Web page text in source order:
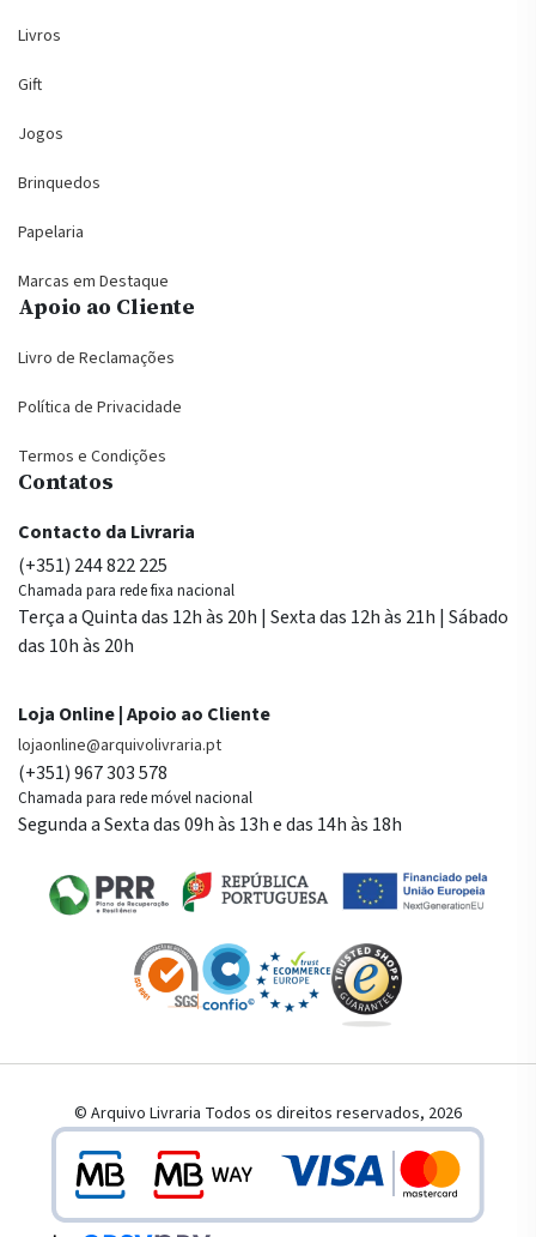
Livros
Gift
Jogos
Brinquedos
Papelaria
Marcas em Destaque
Apoio ao Cliente
Livro de Reclamações
Política de Privacidade
Termos e Condições
Contatos
Contacto da Livraria
(+351) 244 822 225
Chamada para rede fixa nacional
Terça a Quinta das 12h às 20h | Sexta das 12h às 21h | Sábado
das 10h às 20h
Loja Online | Apoio ao Cliente
lojaonline@arquivolivraria.pt
(+351) 967 303 578
Chamada para rede móvel nacional
Segunda a Sexta das 09h às 13h e das 14h às 18h
© Arquivo Livraria Todos os direitos reservados, 2026